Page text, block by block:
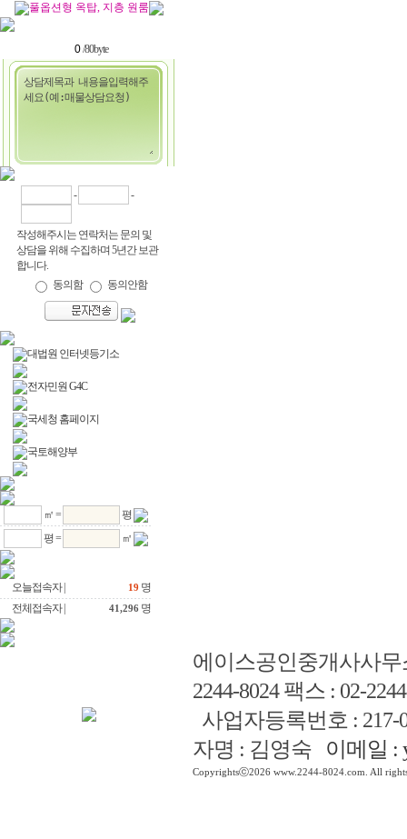
풀옵션형 옥탑, 지층 원룸
/80byte
- -
작성해주시는 연락처는 문의 및
상담을 위해 수집하며 5년간 보관
합니다.
동의함
동의안함
대법원 인터넷등기소
전자민원 G4C
국세청 홈페이지
국토해양부
㎡ =
평
평 =
㎡
오늘접속자 | 19 명
전체접속자 |
41,296 명
에이스공인중개사사무
2244-8024 팩스 : 02-
사업자등록번호 :
자명 : 김영숙 이메일 :
Copyrightsⓒ2026 www.2244-8024.com. All